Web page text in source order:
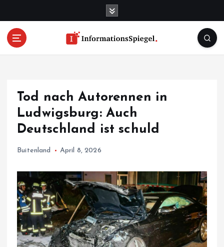
Tod nach Autorennen in
Ludwigsburg: Auch
Deutschland ist schuld
Buitenland April 8, 2026